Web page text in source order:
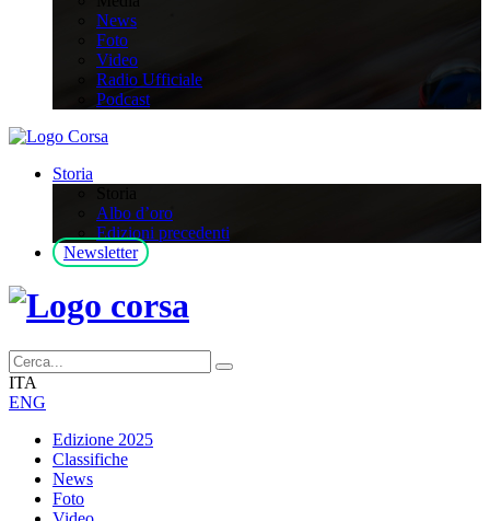
News
Foto
Video
Radio Ufficiale
Podcast
Storia
Albo d’oro
Edizioni precedenti
Newsletter
ITA
ENG
Edizione 2025
Classifiche
News
Foto